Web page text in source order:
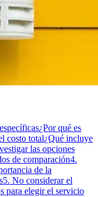
¿Por qué es
costo total¿Qué incluye
las opciones
de comparación4.
de la
5. No considerar el
para elegir el servicio